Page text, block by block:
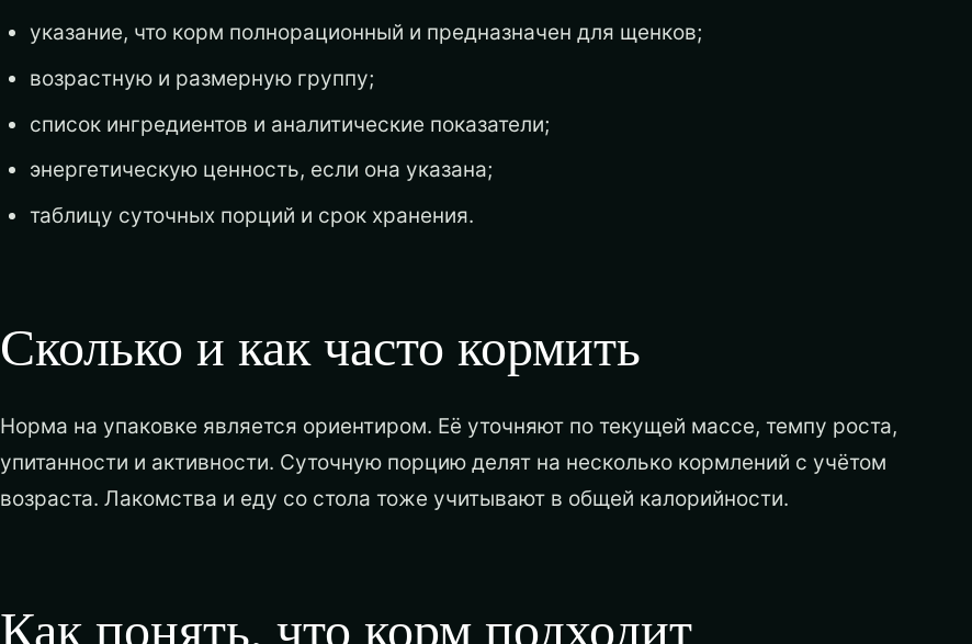
указание, что корм полнорационный и предназначен для щенков;
возрастную и размерную группу;
список ингредиентов и аналитические показатели;
энергетическую ценность, если она указана;
таблицу суточных порций и срок хранения.
Сколько и как часто кормить
Норма на упаковке является ориентиром. Её уточняют по текущей массе, темпу роста,
упитанности и активности. Суточную порцию делят на несколько кормлений с учётом
возраста. Лакомства и еду со стола тоже учитывают в общей калорийности.
Как понять, что корм подходит